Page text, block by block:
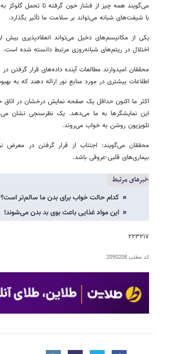
می‌گویند همه چیز از فشار خون گرفته تا تحمل گلوکز
با شیفت‌های شبانه می‌تواند بر سلامت ما تأثیر بگذارد.
یکی از مکانیسم‌های دخیل می‌تواند انعقادپذیری
اختلال در ریتم‌های شبانه‌روزی مرتبط دانسته شده است.
محققان امیدوارند مطالعات آینده داده‌های قرار
اطلاعات بیشتری در مورد منابع نور ارائه دهند که به
اکثر ما اکنون حداقل یک صفحه نمایش درخشان در
این نمایشگرها به ما می‌دهد. یک نظرسنجی نشان
تلویزیون روشن به خواب می‌روند.
محققان می‌گویند: اجتناب از قرار گرفتن در
بیماری‌های قلبی-عروقی باشد.
خبرهای مرتبط
کدام حالت خواب برای بدن ما سالم‌تر است؟
این مواد غذایی باعث بوی بد بدن می‌شوند!
۲۲۳۲۱۷
کد مطلب2090208